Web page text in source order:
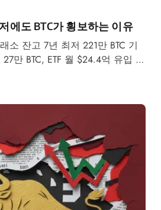
에도 BTC가 횡보하는 이유
소 잔고 7년 최저 221만 BTC 기
만 BTC, ETF 월 $24.4억 유입 속
를 분석합니다.